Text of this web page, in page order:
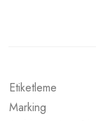
Etiketleme
Marking